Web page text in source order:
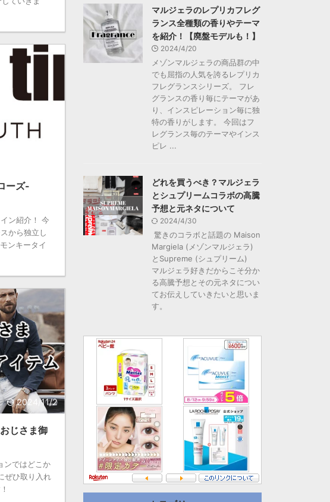
ーズ-
ン紹介！ 今
から独立し
ンキータイ
2024/11/2
じさま御
ンではどこか
ぜひ取り入れ
マルジェラのレプリカフレグ
ランス全種類の香りやテーマ
を紹介！【廃盤モデルも！】
2024/4/20
メゾンマルジェラの商品群の中
でも屈指の人気を誇るレプリカ
フレグランスシリーズ。 フレ
グランスの香り毎にテーマがあ
り、インスピレーション毎に独
特の香りがします。 今回はフ
レグランス毎のテーマやインス
ピレ ...
どれを買うべき？マルジェラ
とシュプリームコラボの高騰
予想と元ネタについて
2024/4/30
驚きのコラボと話題の Maison
Margiela (メゾンマルジェラ)
とSupreme (シュプリーム)
マルジェラ好きだからこそ分か
る高騰予想とその元ネタについ
てお伝えしていきたいと思いま
す。